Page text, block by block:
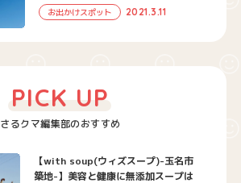
お出かけスポット 2021.3.11
さるクマ編集部のおすすめ
PICK UP
【with soup(ウィズスープ)-玉名市
築地-】美容と健康に無添加スープは